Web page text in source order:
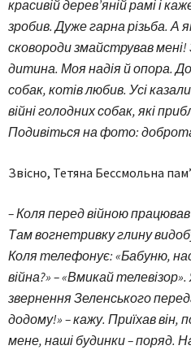
красивій дерев’яній рамі і
зробив. Дуже гарна різьба. А
сковороди змайстрував
дитина. Моя надія й опора.
собак, котів любив. Усі
війні голодних собак, які
Подивіться на фото:
Звісно, Тетяна Бессмольна
– Коля перед війною працював
Там вогнетривку глину
Коля телефонує: «Бабуню,
війна?» – «Вмикай
звернення Зеленського
додому!» – кажу. Приїхав він,
мене, наші будинки – поряд.